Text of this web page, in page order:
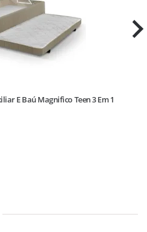
E Baú Magnifico Teen 3 Em 1